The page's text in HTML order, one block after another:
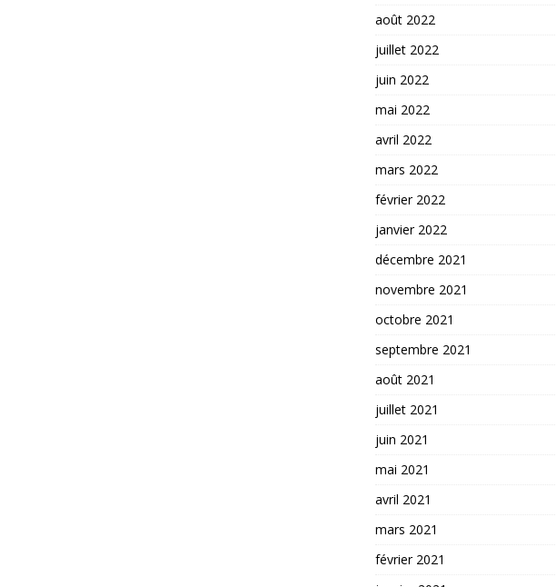
août 2022
juillet 2022
juin 2022
mai 2022
avril 2022
mars 2022
février 2022
janvier 2022
décembre 2021
novembre 2021
octobre 2021
septembre 2021
août 2021
juillet 2021
juin 2021
mai 2021
avril 2021
mars 2021
février 2021